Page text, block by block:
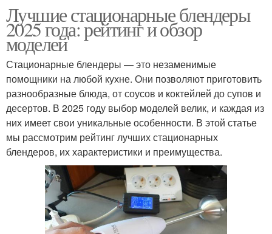
Лучшие стационарные блендеры
2025 года: рейтинг и обзор
моделей
Стационарные блендеры — это незаменимые
помощники на любой кухне. Они позволяют приготовить
разнообразные блюда, от соусов и коктейлей до супов и
десертов. В 2025 году выбор моделей велик, и каждая из
них имеет свои уникальные особенности. В этой статье
мы рассмотрим рейтинг лучших стационарных
блендеров, их характеристики и преимущества.